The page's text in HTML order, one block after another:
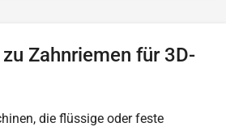
Zahnriemen für 3D-
die flüssige oder feste